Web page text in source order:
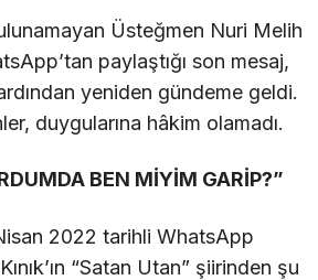
Üsteğmen Nuri Melih
paylaştığı son mesaj,
yeniden gündeme geldi.
duygularına hâkim olamadı.
BEN MİYİM GARİP?”
2022 tarihli WhatsApp
“Satan Utan” şiirinden şu